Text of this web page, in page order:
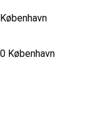
København
0 København